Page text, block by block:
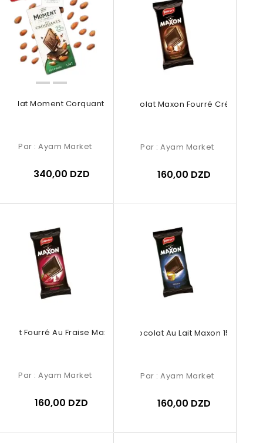
Moment Corquant Au Lait
Par : Ayam Market
340,00 DZD
Chocolat Maxon Fourré Créme...
Par : Ayam Market
160,00 DZD
Fourré Au Fraise Maxon 150g
Par : Ayam Market
160,00 DZD
Chocolat Au Lait Maxon 150g
Par : Ayam Market
160,00 DZD